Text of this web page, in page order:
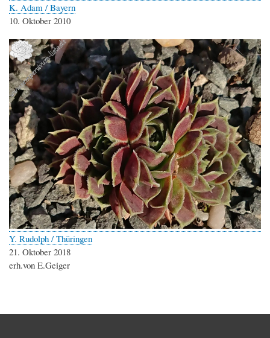
K. Adam / Bayern
10. Oktober 2010
Y. Rudolph / Thüringen
21. Oktober 2018
erh.von E.Geiger